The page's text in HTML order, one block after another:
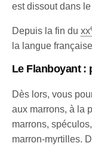
est dissout dans
Depuis la fin duxx
la langue
Le Flanboyant :
Dès lors, vous
aux marrons, à la
marrons,
marron-myrtilles.